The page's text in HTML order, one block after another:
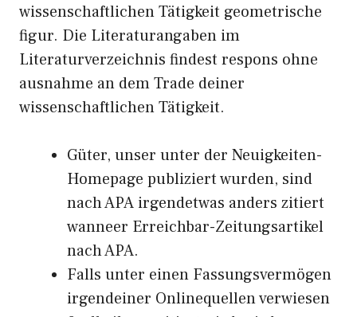
wissenschaftlichen Tätigkeit geometrische
figur. Die Literaturangaben im
Literaturverzeichnis findest respons ohne
ausnahme an dem Trade deiner
wissenschaftlichen Tätigkeit.
Güter, unser unter der Neuigkeiten-
Homepage publiziert wurden, sind
nach APA irgendetwas anders zitiert
wanneer Erreichbar-Zeitungsartikel
nach APA.
Falls unter einen Fassungsvermögen
irgendeiner Onlinequellen verwiesen